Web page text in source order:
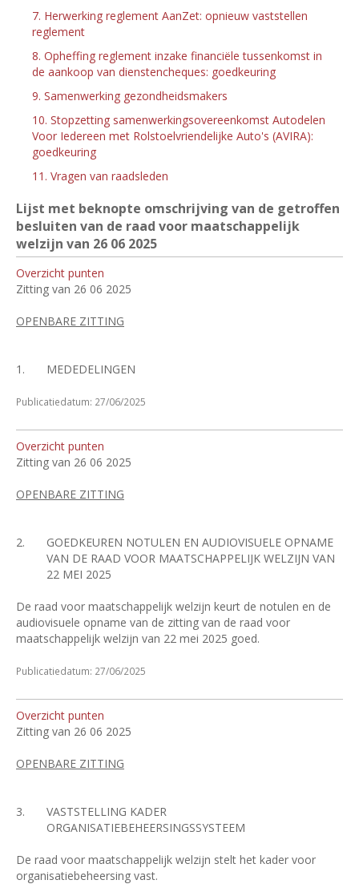
7. Herwerking reglement AanZet: opnieuw vaststellen
reglement
8. Opheffing reglement inzake financiële tussenkomst in
de aankoop van dienstencheques: goedkeuring
9. Samenwerking gezondheidsmakers
10. Stopzetting samenwerkingsovereenkomst Autodelen
Voor Iedereen met Rolstoelvriendelijke Auto's (AVIRA):
goedkeuring
11. Vragen van raadsleden
Lijst met beknopte omschrijving van de getroffen
besluiten van de raad voor maatschappelijk
welzijn van 26 06 2025
Overzicht punten
Zitting van 26 06 2025
OPENBARE ZITTING
1. MEDEDELINGEN
Publicatiedatum: 27/06/2025
Overzicht punten
Zitting van 26 06 2025
OPENBARE ZITTING
2.
GOEDKEUREN NOTULEN EN AUDIOVISUELE OPNAME
VAN DE RAAD VOOR MAATSCHAPPELIJK WELZIJN VAN
22 MEI 2025
De raad voor maatschappelijk welzijn keurt de notulen en de
audiovisuele opname van de zitting van de raad voor
maatschappelijk welzijn van 22 mei 2025 goed.
Publicatiedatum: 27/06/2025
Overzicht punten
Zitting van 26 06 2025
OPENBARE ZITTING
3.
VASTSTELLING KADER
ORGANISATIEBEHEERSINGSSYSTEEM
De raad voor maatschappelijk welzijn stelt het kader voor
organisatiebeheersing vast.